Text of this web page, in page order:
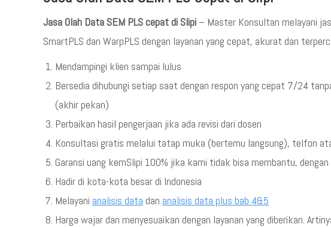
Jasa Olah Data SEM PLS cepat di Slipi – Master Konsultan melayani
SmartPLS dan WarpPLS dengan layanan yang cepat, akurat dan
Mendampingi klien sampai lulus
Bersedia dihubungi setiap saat dengan respon yang cepat 7/24
(akhir pekan)
Perbaikan hasil pengerjaan jika ada revisi dari dosen
Konsultasi gratis melalui tatap muka (bertemu langsung), telfon
Garansi uang kemSlipi 100% jika kami tidak bisa membantu,
Hadir di kota-kota besar di Indonesia
Melayani analisis data dan analisis data plus bab 4&5
Harga wajar dan menyesuaikan dengan layanan yang diberikan.